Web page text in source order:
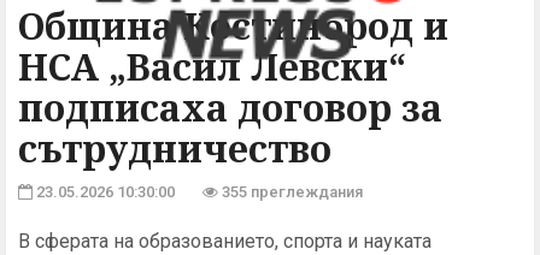
Община Костинброд и
НСА „Васил Левски“
подписаха договор за
сътрудничество
23.05.2026 10:30:00 355 преглеждания
В сферата на образованието, спорта и науката